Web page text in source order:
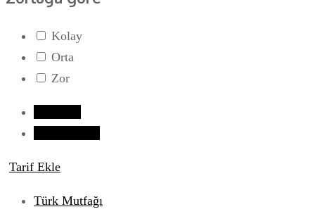
Kolay
Orta
Zor
Tarif Ekle
Türk Mutfağı